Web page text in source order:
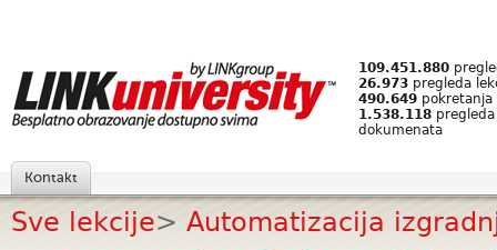
109.451.880
26.973 pregleda
490.649 pokretanja
1.538.118
dokumenata
Kontakt
Sve lekcije> Automatizacija